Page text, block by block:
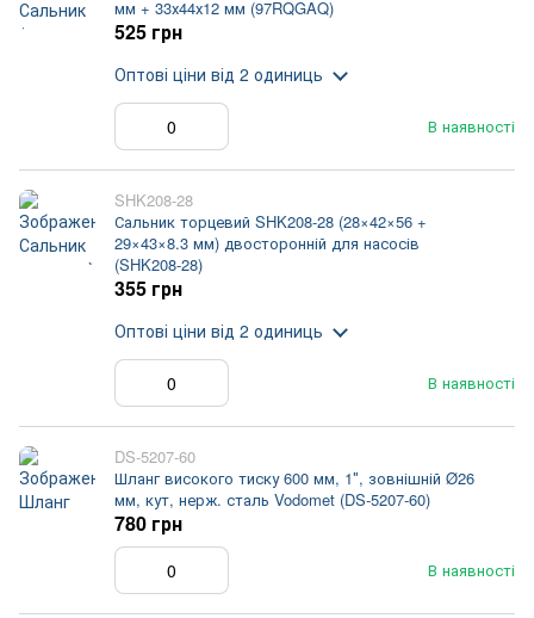
мм + 33х44х12 мм (97RQGAQ)
В наявності
525 грн
Оптові ціни від 2 одиниць
SHK208-28
Сальник торцевий SHK208-28 (28×42×56 +
29×43×8.3 мм) двосторонній для насосів
(SHK208-28)
В наявності
355 грн
Оптові ціни від 2 одиниць
DS-5207-60
Шланг високого тиску 600 мм, 1″, зовнішній Ø26
мм, кут, нерж. сталь Vodomet (DS-5207-60)
В наявності
780 грн